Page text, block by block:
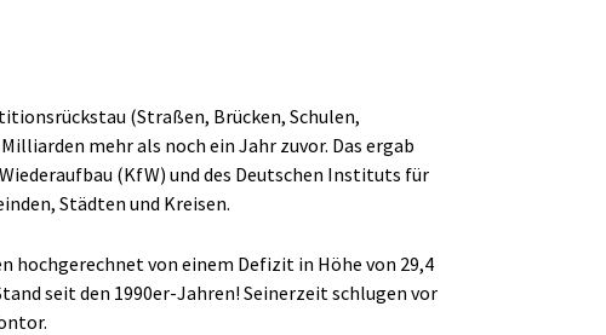
(Straßen, Brücken, Schulen,
mehr als noch ein Jahr zuvor. Das ergab
(KfW) und des Deutschen Instituts für
Städten und Kreisen.
hochgerechnet von einem Defizit in Höhe von 29,4
seit den 1990er-Jahren! Seinerzeit schlugen vor